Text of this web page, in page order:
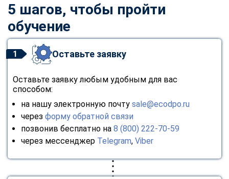
5 шагов, чтобы пройти
обучение
1 Оставьте заявку
Оставьте заявку любым удобным для вас
способом:
на нашу электронную почту sale@ecodpo.ru
через форму обратной связи
позвонив бесплатно на 8 (800) 222-70-59
через мессенджер Telegram, Viber